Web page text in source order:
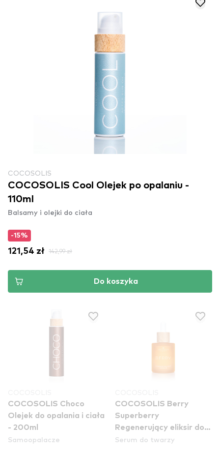
COCOSOLIS
COCOSOLIS Cool Olejek po opalaniu -
110ml
Balsamy i olejki do ciała
-15%
121,54 zł 142,99 zł
Do koszyka
COCOSOLIS Choco
Olejek do opalania i ciała
- 200ml
Samoopalacze
COCOSOLIS Berry
Superberry
Regenerujący eliksir do
twarzy
Serum do twarzy